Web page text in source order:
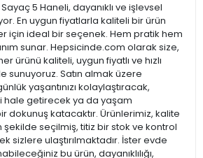
5 Haneli, dayanıklı ve işlevsel
En uygun fiyatlarla kaliteli bir ürün
için ideal bir seçenek. Hem pratik hem
sunar. Hepsicinde.com olarak size,
ürünü kaliteli, uygun fiyatlı ve hızlı
sunuyoruz. Satın almak üzere
yaşantınızı kolaylaştıracak,
hale getirecek ya da yaşam
dokunuş katacaktır. Ürünlerimiz, kalite
şekilde seçilmiş, titiz bir stok ve kontrol
sizlere ulaştırılmaktadır. İster evde
bu ürün, dayanıklılığı,